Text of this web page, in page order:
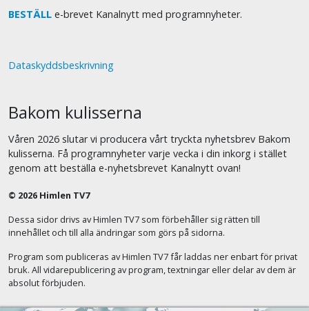
BESTÄLL e-brevet Kanalnytt med programnyheter.
Dataskyddsbeskrivning
Bakom kulisserna
Våren 2026 slutar vi producera vårt tryckta nyhetsbrev Bakom
kulisserna. Få programnyheter varje vecka i din inkorg i stället
genom att beställa e-nyhetsbrevet Kanalnytt ovan!
© 2026 Himlen TV7
Dessa sidor drivs av Himlen TV7 som förbehåller sig rätten till
innehållet och till alla ändringar som görs på sidorna.
Program som publiceras av Himlen TV7 får laddas ner enbart för privat
bruk. All vidarepublicering av program, textningar eller delar av dem är
absolut förbjuden.